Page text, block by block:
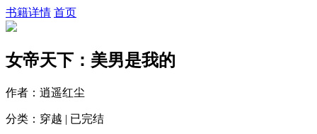
书籍详情 首页
女帝天下：美男是我的
作者：逍遥红尘
分类：穿越 | 已完结